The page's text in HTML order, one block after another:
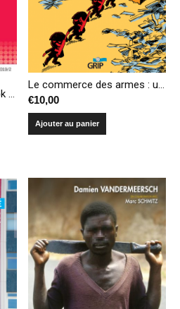
Résumé du SIPRI Yearbook 2019 – Armements, désarmement et sécurité internationale
Le commerce des armes : un business comme un autre ?
€10,00
Ajouter au panier